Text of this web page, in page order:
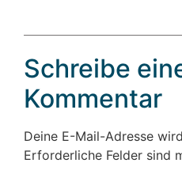
Schreibe
Kommentar
Deine E-Mail-Adresse
Erforderliche Felder sind